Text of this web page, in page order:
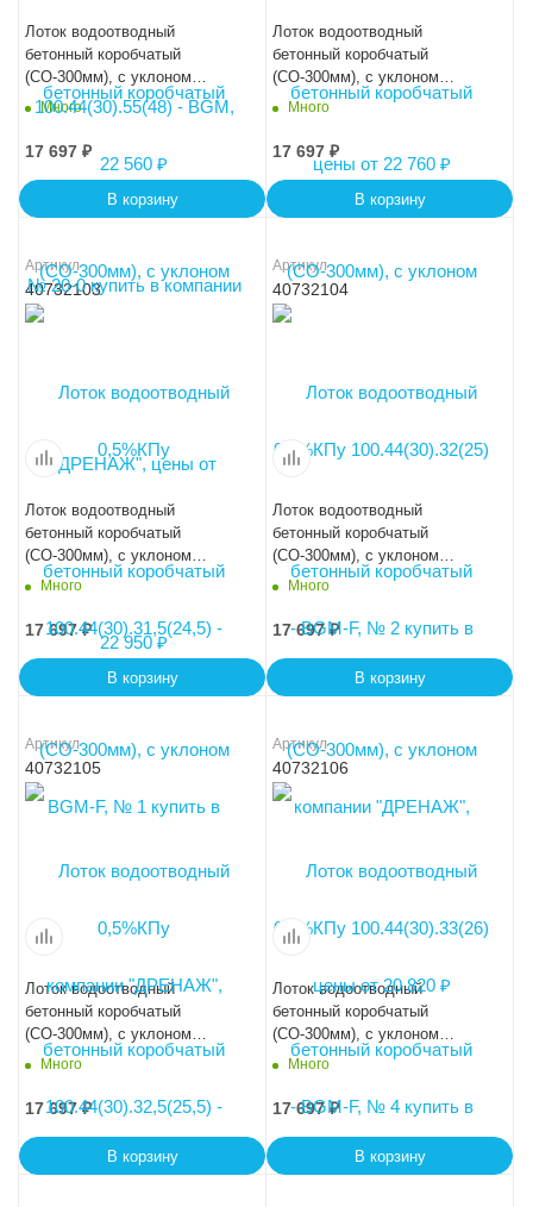
Лоток водоотводный
бетонный коробчатый
(СО-300мм), с уклоном
0,5%КПу 100.44(30).31,5(24,5)
- BGМ-F, № 1
Много
17 697 ₽
В корзину
Лоток водоотводный
бетонный коробчатый
(СО-300мм), с уклоном
0,5%КПу 100.44(30).32(25) -
Много
17 697 ₽
В корзину
Артикул
40732103
Лоток водоотводный
бетонный коробчатый
(СО-300мм), с уклоном
0,5%КПу 100.44(30).32,5(25,5)
Много
17 697₽
В корзину
Артикул
40732104
Лоток водоотводный
бетонный коробчатый
(СО-300мм), с уклоном
0,5%КПу 100.44(30).33(26) -
Много
17 697₽
В корзину
Артикул
40732105
Лоток водоотводный
бетонный коробчатый
(СО-300мм), с уклоном
0,5%КПу 100.44(30).33,5(26,5)
Много
17 697₽
В корзину
Артикул
40732106
Лоток водоотводный
бетонный коробчатый
(СО-300мм), с уклоном
0,5%КПу 100.44(30).34(27) -
Много
17 697₽
В корзину